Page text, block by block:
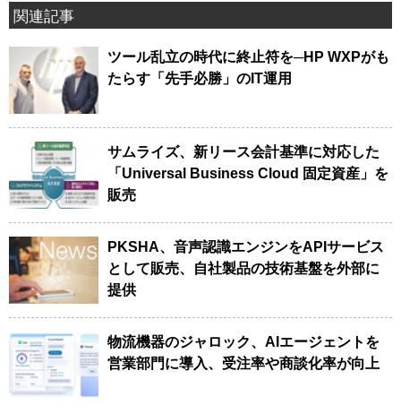
関連記事
ツール乱立の時代に終止符を─HP WXPがも
たらす「先手必勝」のIT運用
サムライズ、新リース会計基準に対応した
「Universal Business Cloud 固定資産」を
販売
PKSHA、音声認識エンジンをAPIサービス
として販売、自社製品の技術基盤を外部に
提供
物流機器のジャロック、AIエージェントを
営業部門に導入、受注率や商談化率が向上